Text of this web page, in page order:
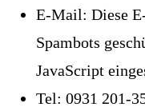
E-Mail: Diese
Spambots
JavaScript
Tel: 0931 201-